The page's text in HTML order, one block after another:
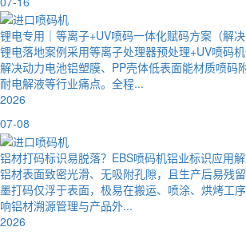
锂电专用｜等离子+UV喷码一体化赋码方案（解决
锂电落地案例采用等离子处理器预处理+UV喷码
解决动力电池铝塑膜、PP壳体低表面能材质喷码
耐电解液等行业痛点。全程...
2026
07-08
铝材打码标识易脱落？EBS喷码机铝业标识应用
铝材表面致密光滑、无吸附孔隙，且生产后易残
墨打码仅浮于表面，极易在搬运、喷涂、烘烤工
响铝材溯源管理与产品外...
2026